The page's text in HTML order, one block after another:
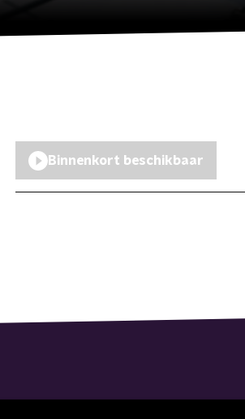
Binnenkort beschikbaar